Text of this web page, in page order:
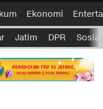
Ekonomi
Jatim DPR Sosial